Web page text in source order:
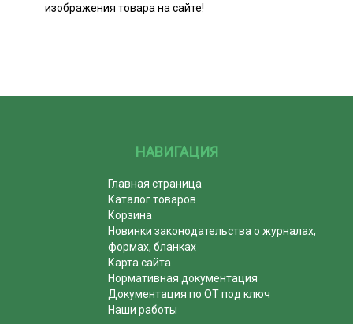
изображения товара на сайте!
НАВИГАЦИЯ
Главная страница
Каталог товаров
Корзина
Новинки законодательства о журналах,
формах, бланках
Карта сайта
Нормативная документация
Документация по ОТ под ключ
Наши работы